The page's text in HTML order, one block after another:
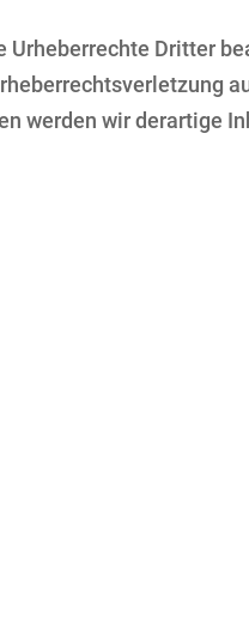
Dritter
werden wir derartige